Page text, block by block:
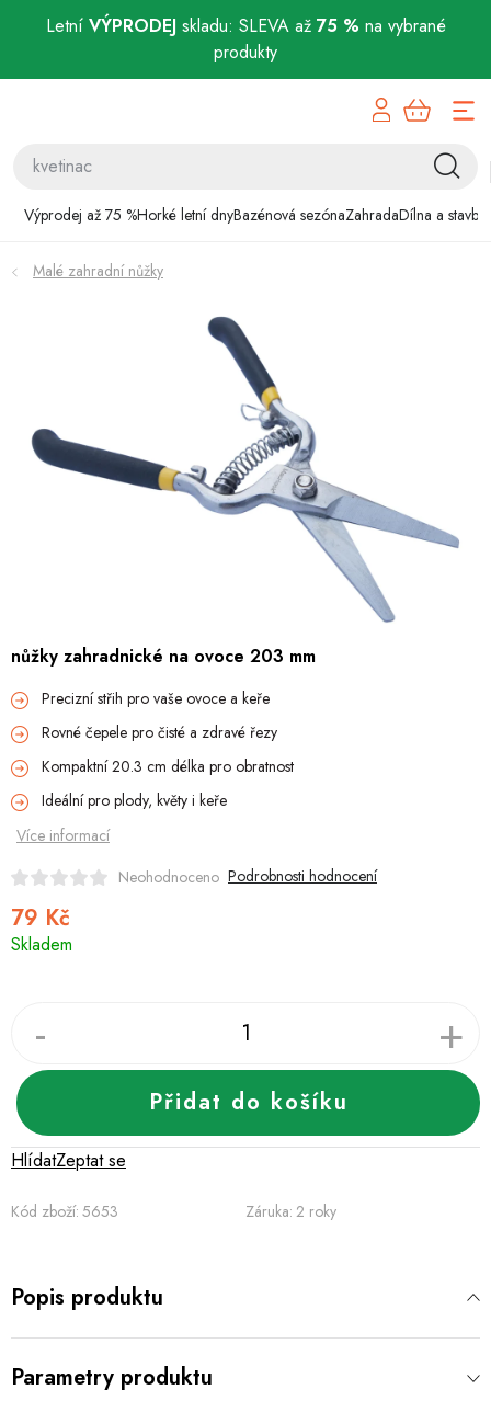
Letní VÝPRODEJskladu: SLEVA až 75 % na vybrané
produkty
Výprodej až 75 %Horké letní dnyBazénová sezónaZahradaDílna a stavba
Bazénová sezóna
Zahrada
Chovatelské potřeby
World Cleanup Day
Akční ceny
Půjčovna Kontaktuje nás
Obchodní podmínky
Vrácení a reklamace
Podmínky ochrany osobních údajů
Obchodní podmínky pro podnikatele
Zásady používání cookies
O nás Blog
Malé zahradní nůžky
79 Kč
cena:
Skladem
Přidat do košíku
Kód zboží: 5653 Záruka: 2 roky
Zeptat se
Hlídat
nůžky zahradnické na ovoce 203 mm
Precizní střih pro vaše ovoce a keře
Rovné čepele pro čisté a zdravé řezy
Kompaktní 20.3 cm délka pro obratnost
Ideální pro plody, květy i keře
Více informací
Neohodnoceno Podrobnosti hodnocení
Popis produktu
Parametry produktu